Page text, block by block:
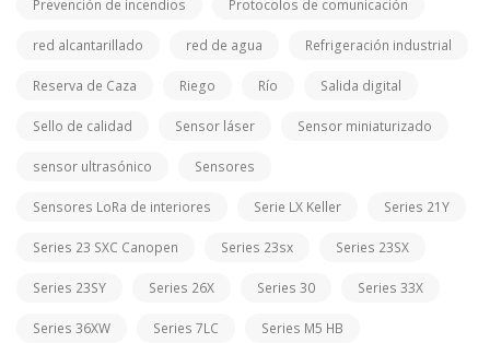
Prevención de incendios Protocolos de comunicación
red alcantarillado red de agua Refrigeración industrial
Reserva de Caza Riego Río Salida digital
Sello de calidad Sensor láser Sensor miniaturizado
sensor ultrasónico Sensores
Sensores LoRa de interiores Serie LX Keller Series 21Y
Series 23 SXC Canopen Series 23sx Series 23SX
Series 23SY Series 26X Series 30 Series 33X
Series 36XW Series 7LC Series M5 HB